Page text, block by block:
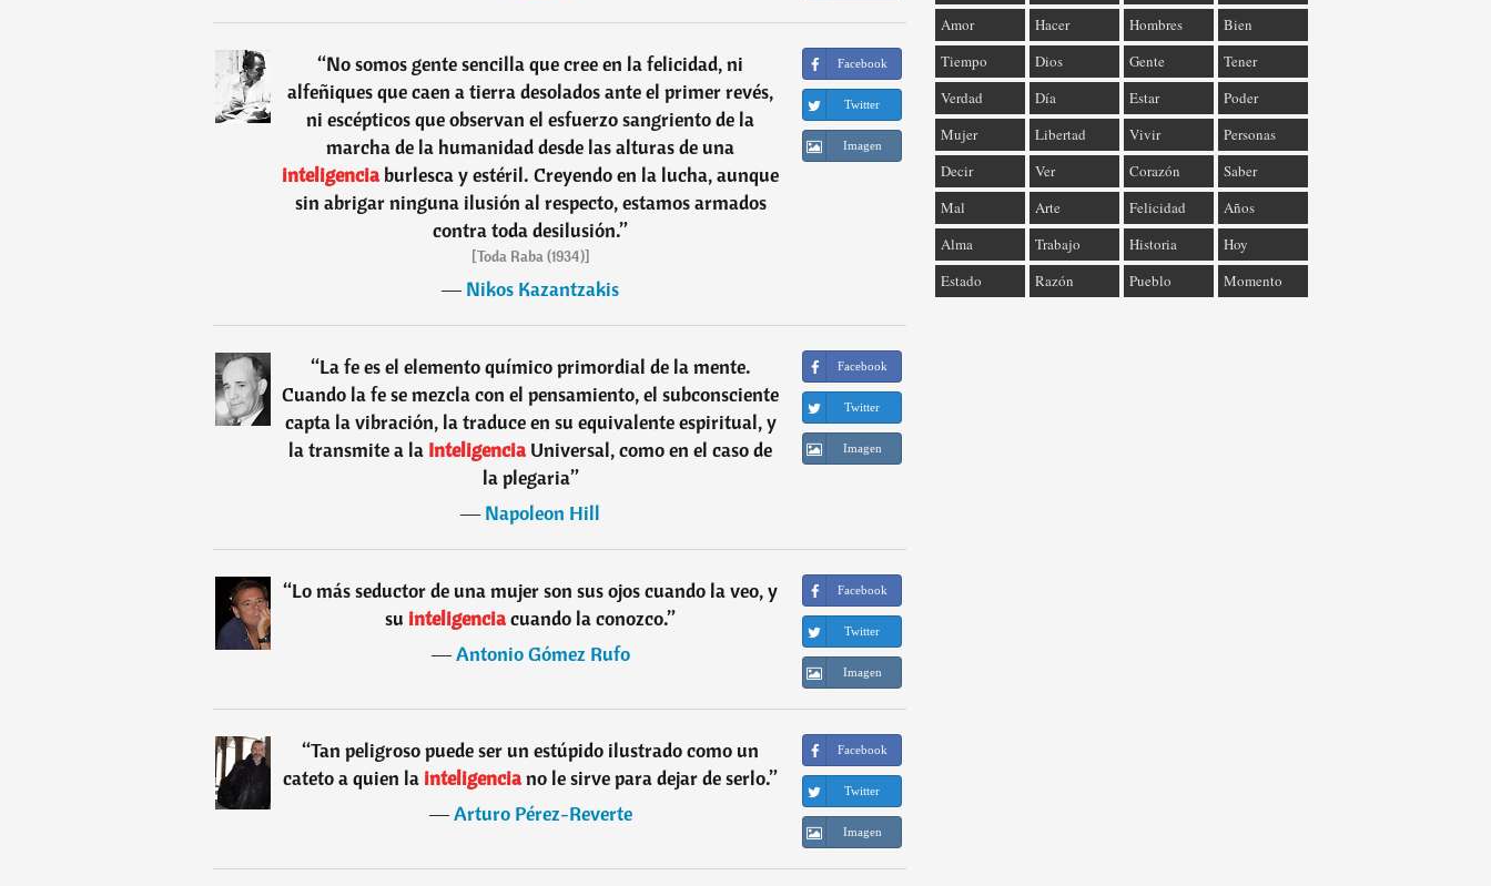
“No somos gente sencilla que cree en la felicidad, ni
alfeñiques que caen a tierra desolados ante el primer revés,
ni escépticos que observan el esfuerzo sangriento de la
marcha de la humanidad desde las alturas de una
inteligencia burlesca y estéril. Creyendo en la lucha, aunque
sin abrigar ninguna ilusión al respecto, estamos armados
contra toda desilusión.”
[Toda Raba (1934)]
―Nikos Kazantzakis
Facebook
Twitter
Imagen
“La fe es el elemento químico primordial de la mente.
Cuando la fe se mezcla con el pensamiento, el subconsciente
capta la vibración, la traduce en su equivalente espiritual, y
la transmite a la Inteligencia Universal, como en el caso de
la plegaria”
―Napoleon Hill
Facebook
Twitter
Imagen
“Lo más seductor de una mujer son sus ojos cuando la veo, y
su inteligenciacuando la conozco.”
―Antonio Gómez Rufo
Facebook
Twitter
Imagen
“Tan peligroso puede ser un estúpido ilustrado como un
cateto a quien la inteligenciano le sirve para dejar de serlo.”
―Arturo Pérez-Reverte
Facebook
Twitter
Imagen
Amor
Hacer Hombres
Bien
Tiempo
Dios Gente
Tener
Verdad
Día Estar
Poder
Mujer
Libertad Vivir
Personas
Decir
Ver Corazón
Saber
Mal
Arte Felicidad
Años
Alma
Trabajo Historia
Hoy
Estado
Razón Pueblo Momento